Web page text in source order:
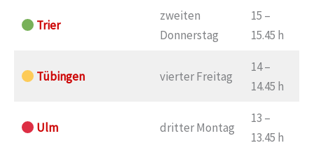
Trier
zweiten
Donnerstag
15 –
15.45 h
Tübingen vierter Freitag
14 –
14.45 h
Ulm dritter Montag
13 –
13.45 h